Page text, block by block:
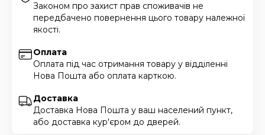
Законом про захист прав споживачів не
передбачено повернення цього товару належної
якості.
Оплата
Оплата під час отримання товару у відділенні
Нова Пошта або оплата карткою.
Доставка
Доставка Нова Пошта у ваш населений пункт,
або доставка кур'єром до дверей.